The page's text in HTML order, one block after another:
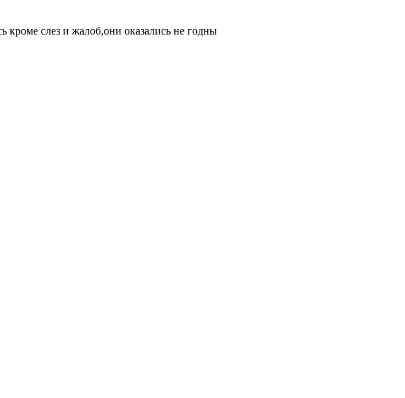
кроме слез и жалоб,они оказались не годны